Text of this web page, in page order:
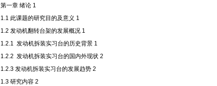
第一章 绪论1
1.1 此课题的研究目的及意义 1
1.2 发动机翻转台架的发展概况1
1.2.1 发动机拆装实习台的历史背景1
1.2.2 发动机拆装实习台的国内外现状2
1.2.3 发动机拆装实习台的发展趋势2
1.3 研究内容2